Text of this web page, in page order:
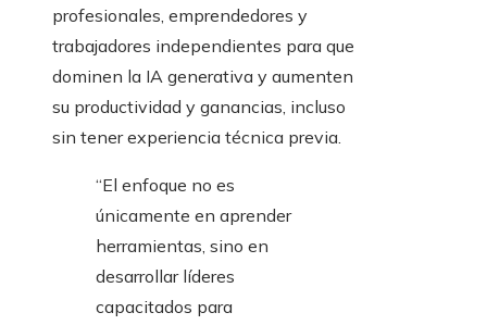
profesionales, emprendedores y
trabajadores independientes para que
dominen la IA generativa y aumenten
su productividad y ganancias, incluso
sin tener experiencia técnica previa.
“El enfoque no es
únicamente en aprender
herramientas, sino en
desarrollar líderes
capacitados para